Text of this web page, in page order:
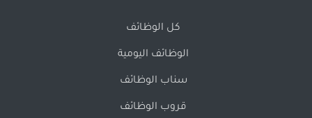
كل الوظائف
الوظائف اليومية
سناب الوظائف
قروب الوظائف